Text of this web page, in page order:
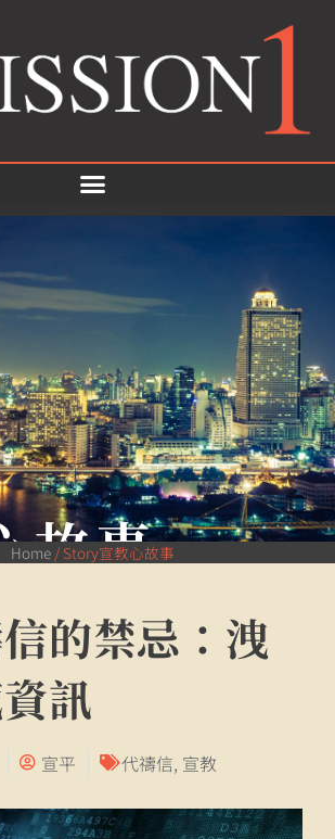
故事
Home/ Story宣教心故事
的禁忌：洩
訊
宣平 代禱信, 宣教